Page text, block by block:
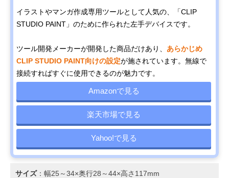
イラストやマンガ作成専用ツールとして人気の、「CLIP
STUDIO PAINT」のために作られた左手デバイスです。
ツール開発メーカーが開発した商品だけあり、 あらかじめ
CLIP STUDIO PAINT向けの設定が施されています。無線で
接続すればすぐに使用できるのが魅力です。
Amazonで見る
楽天市場で見る
Yahoo!で見る
サイズ：幅25～34×奥行28～44×高さ117mm